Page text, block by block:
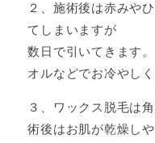
２、施術後は赤みや
てしまいますが
数日で引いてきます
オルなどでお冷やしく
３、ワックス脱毛は
術後はお肌が乾燥しや